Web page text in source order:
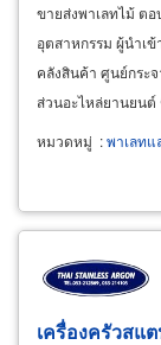
ขายส่งพาเลทไม้ ต
อุตสาหกรรม ผู้นำเ
คลังสินค้า ศูนย์กระ
ส่วนอะไหล่ยานยน
อิเล็กทรอนิกส์ ผลิ
คอนกรีต-อิฐบล็อก
มาก จัดส่งพาเลท
กะดี
หมวดหมู่ :พาเลทแ
เครื่องครัวสแ